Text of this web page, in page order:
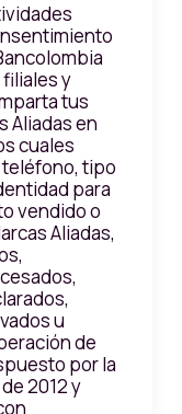
filiales y
tus
Aliadas en
cuales
tipo
para
vendido o
Aliadas,
u
de
por la
2012 y